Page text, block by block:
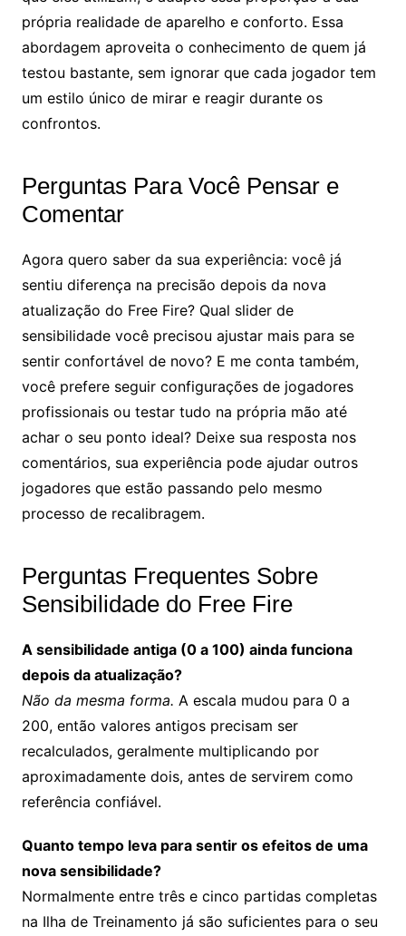
própria realidade de aparelho e conforto. Essa
abordagem aproveita o conhecimento de quem já
testou bastante, sem ignorar que cada jogador tem
um estilo único de mirar e reagir durante os
confrontos.
Perguntas Para Você Pensar e
Comentar
Agora quero saber da sua experiência: você já
sentiu diferença na precisão depois da nova
atualização do Free Fire? Qual slider de
sensibilidade você precisou ajustar mais para se
sentir confortável de novo? E me conta também,
você prefere seguir configurações de jogadores
profissionais ou testar tudo na própria mão até
achar o seu ponto ideal? Deixe sua resposta nos
comentários, sua experiência pode ajudar outros
jogadores que estão passando pelo mesmo
processo de recalibragem.
Perguntas Frequentes Sobre
Sensibilidade do Free Fire
A sensibilidade antiga (0 a 100) ainda funciona
depois da atualização?
Não da mesma forma. A escala mudou para 0 a
200, então valores antigos precisam ser
recalculados, geralmente multiplicando por
aproximadamente dois, antes de servirem como
referência confiável.
Quanto tempo leva para sentir os efeitos de uma
nova sensibilidade?
Normalmente entre três e cinco partidas completas
na Ilha de Treinamento já são suficientes para o seu